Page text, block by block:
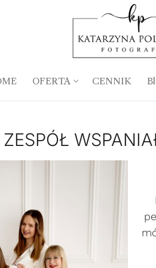
OFERTA CENNIK
ZESPÓŁ